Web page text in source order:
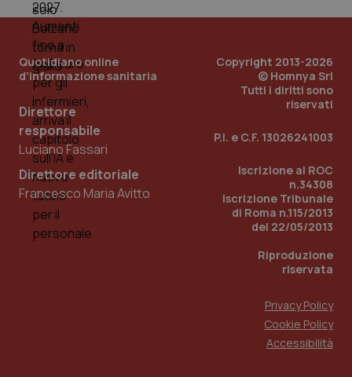
Quotidiano online
d'informazione sanitaria
Direttore
responsabile
Luciano Fassari
Direttore editoriale
Francesco Maria Avitto
Copyright 2013-2026
© Homnya Srl
Tutti i diritti sono
riservati
P.I. e C.F. 13026241003
Iscrizione al ROC
n.34308
Iscrizione Tribunale
di Roma n.115/2013
del 22/05/2013
Riproduzione
riservata
Privacy Policy
Cookie Policy
Accessibilità
PHPSESSID